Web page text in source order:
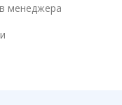
менеджера